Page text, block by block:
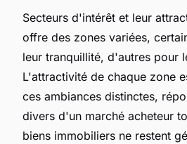
Secteurs d'intérêt et leur
offre des zones variées,
leur tranquillité, d'autres pour
L'attractivité de chaque zone
ces ambiances distinctes,
divers d'un marché acheteur
biens immobiliers ne restent